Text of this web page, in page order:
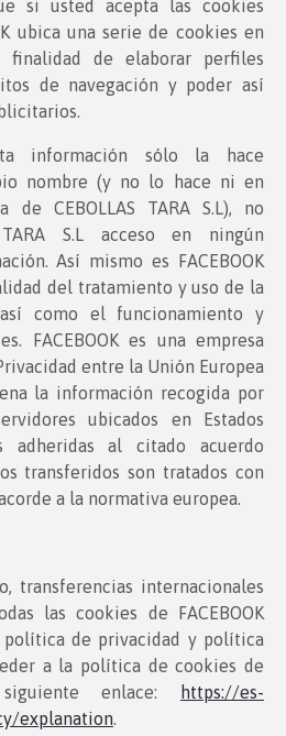
si usted acepta las cookies
ubica una serie de cookies en
de elaborar perfiles
de navegación y poder así
información sólo la hace
nombre (y no lo hace ni en
CEBOLLAS TARA S.L), no
TARA S.L acceso en ningún
Así mismo es FACEBOOK
del tratamiento y uso de la
como el funcionamiento y
FACEBOOK es una empresa
entre la Unión Europea
la información recogida por
ubicados en Estados
adheridas al citado acuerdo
transferidos son tratados con
a la normativa europea.
transferencias internacionales
las cookies de FACEBOOK
política de privacidad y política
a la política de cookies de
enlace:
https://es-
explanation.